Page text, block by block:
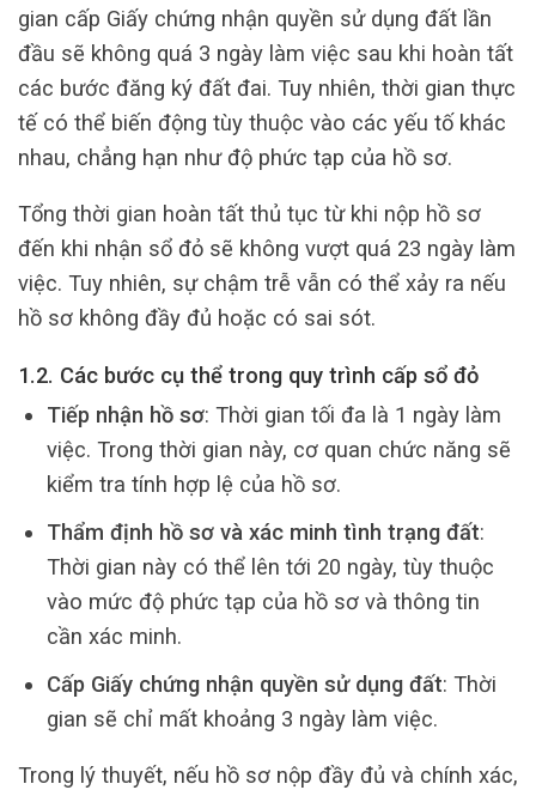
gian cấp Giấy chứng nhận quyền sử dụng đất lần
đầu sẽ không quá 3 ngày làm việc sau khi hoàn tất
các bước đăng ký đất đai. Tuy nhiên, thời gian thực
tế có thể biến động tùy thuộc vào các yếu tố khác
nhau, chẳng hạn như độ phức tạp của hồ sơ.
Tổng thời gian hoàn tất thủ tục từ khi nộp hồ sơ
đến khi nhận sổ đỏ sẽ không vượt quá 23 ngày làm
việc. Tuy nhiên, sự chậm trễ vẫn có thể xảy ra nếu
hồ sơ không đầy đủ hoặc có sai sót.
1.2. Các bước cụ thể trong quy trình cấp sổ đỏ
Tiếp nhận hồ sơ: Thời gian tối đa là 1 ngày làm
việc. Trong thời gian này, cơ quan chức năng sẽ
kiểm tra tính hợp lệ của hồ sơ.
Thẩm định hồ sơ và xác minh tình trạng đất:
Thời gian này có thể lên tới 20 ngày, tùy thuộc
vào mức độ phức tạp của hồ sơ và thông tin
cần xác minh.
Cấp Giấy chứng nhận quyền sử dụng đất: Thời
gian sẽ chỉ mất khoảng 3 ngày làm việc.
Trong lý thuyết, nếu hồ sơ nộp đầy đủ và chính xác,